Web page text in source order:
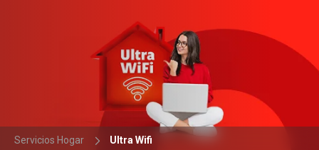
Servicios Hogar Ultra Wifi